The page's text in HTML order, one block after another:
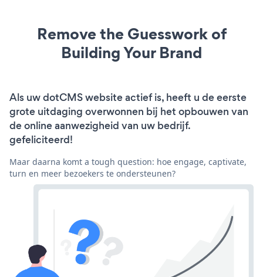
Remove the Guesswork of
Building Your Brand
Als uw dotCMS website actief is, heeft u de eerste
grote uitdaging overwonnen bij het opbouwen van
de online aanwezigheid van uw bedrijf.
gefeliciteerd!
Maar daarna komt a tough question: hoe engage, captivate,
turn en meer bezoekers te ondersteunen?